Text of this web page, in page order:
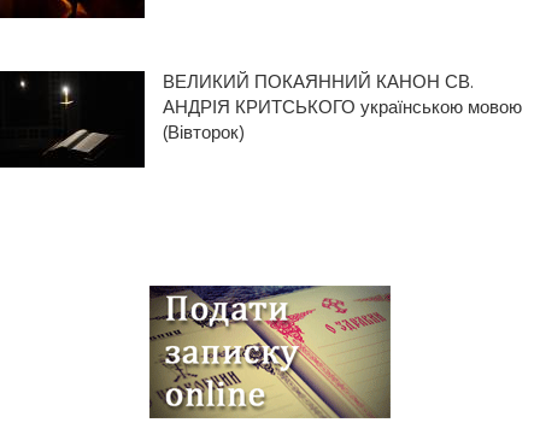
ВЕЛИКИЙ ПОКАЯННИЙ КАНОН СВ.
АНДРІЯ КРИТСЬКОГО українською мовою
(Вівторок)